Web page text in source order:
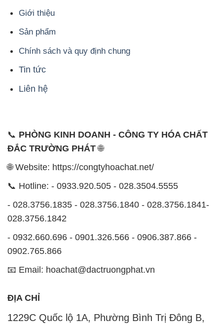
Giới thiệu
Sản phẩm
Chính sách và quy định chung
Tin tức
Liên hệ
📞 PHÒNG KINH DOANH - CÔNG TY HÓA CHẤT
ĐẮC TRƯỜNG PHÁT🌐
🌐 Website: https://congtyhoachat.net/
📞 Hotline: - 0933.920.505 - 028.3504.5555
- 028.3756.1835 - 028.3756.1840 - 028.3756.1841-
028.3756.1842
- 0932.660.696 - 0901.326.566 - 0906.387.866 -
0902.765.866
📧 Email: hoachat@dactruongphat.vn
ĐỊA CHỈ
1229C Quốc lộ 1A, Phường Bình Trị Đông B,